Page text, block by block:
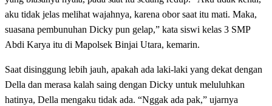
aku tidak jelas melihat wajahnya, karena obor saat itu mati. Maka,
suasana pembunuhan Dicky pun gelap,” kata siswi kelas 3 SMP
Abdi Karya itu di Mapolsek Binjai Utara, kemarin.
Saat disinggung lebih jauh, apakah ada laki-laki yang dekat dengan
Della dan merasa kalah saing dengan Dicky untuk meluluhkan
hatinya, Della mengaku tidak ada. “Nggak ada pak,” ujarnya